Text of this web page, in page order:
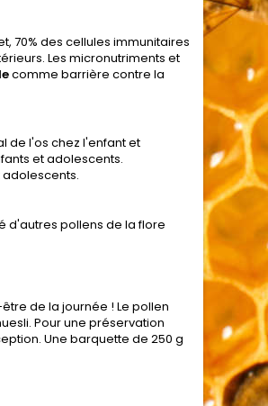
70% des cellules immunitaires
Les micronutriments et
comme barrière contre la
de l'os chez l'enfant et
et adolescents.
d'autres pollens de la flore
de la journée ! Le pollen
Pour une préservation
Une barquette de 250 g